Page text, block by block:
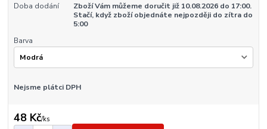
Doba dodání
Zboží Vám můžeme doručit již 10.08.2026 do 17:00.
Stačí, když zboží objednáte nejpozději do zítra do
5:00
Barva
Nejsme plátci DPH
48 Kč/ks